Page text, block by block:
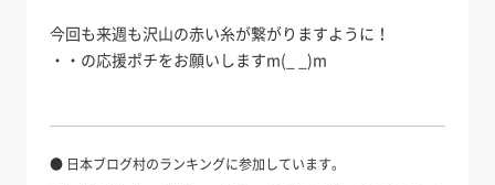
今回も来週も沢山の赤い糸が繋がりますように！
・・の応援ポチをお願いしますm(_ _)m
● 日本ブログ村のランキングに参加しています。